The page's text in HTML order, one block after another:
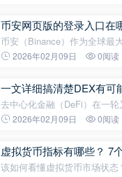
与平台。 截至 2025 年 1
币安网页版的登录入口在
币安（Binance）作为全球最
一，一直吸引着数百万用户进
且便捷的选择。得益于币安的
2026年02月09日 0阅读
一文详细搞清楚DEX有可
去中心化金融（DeFi）在一
经历了重大的结构性演变。尽
交易所（DEX）在每个周期
2026年02月09日 0阅读
虚拟货币指标有哪些？ 7
该如何看懂虚拟货币市场状